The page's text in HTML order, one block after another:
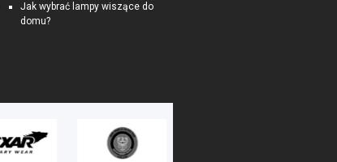
Jak wybrać lampy wiszące do
domu?